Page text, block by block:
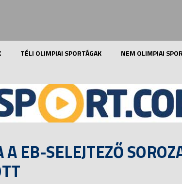
TÉLI OLIMPIAI SPORTÁGAK NEM OLIMPIAI
EB-SELEJTEZŐ